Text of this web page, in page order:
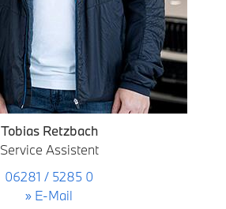
Tobias Retzbach
Service Assistent
06281 / 5285 0
» E-Mail